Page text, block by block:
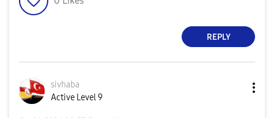
REPLY
sivhaba
Active Level 9